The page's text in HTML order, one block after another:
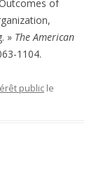
of
» The American
1104.
public le